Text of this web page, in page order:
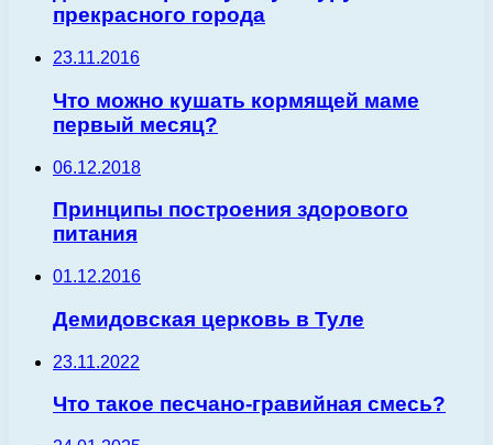
прекрасного города
23.11.2016
Что можно кушать кормящей маме
первый месяц?
06.12.2018
Принципы построения здорового
питания
01.12.2016
Демидовская церковь в Туле
23.11.2022
Что такое песчано-гравийная смесь?